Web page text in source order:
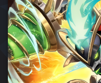
Yugioh